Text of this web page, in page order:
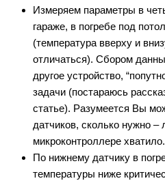
Измеряем параметры в
гараже, в погребе под
(температура вверху и
отличаться). Сбором
другое устройство,
задачи (постараюсь
статье). Разумеется Вы
датчиков, сколько нужно
микроконтроллере хватило.
По нижнему датчику в
температуры ниже